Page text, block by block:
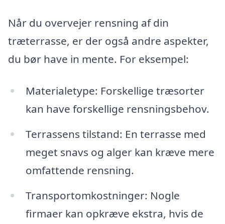
Når du overvejer rensning af din
træterrasse, er der også andre aspekter,
du bør have in mente. For eksempel:
Materialetype: Forskellige træsorter
kan have forskellige rensningsbehov.
Terrassens tilstand: En terrasse med
meget snavs og alger kan kræve mere
omfattende rensning.
Transportomkostninger: Nogle
firmaer kan opkræve ekstra, hvis de